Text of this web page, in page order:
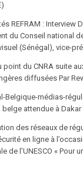
REFRAM : Interview
du Conseil national
(Sénégal), vice-
point du CNRA suite
diffusées Par
Belgique-médias-
belge attendue à Dakar
des réseaux de
en ligne à
de l’UNESCO « Pour